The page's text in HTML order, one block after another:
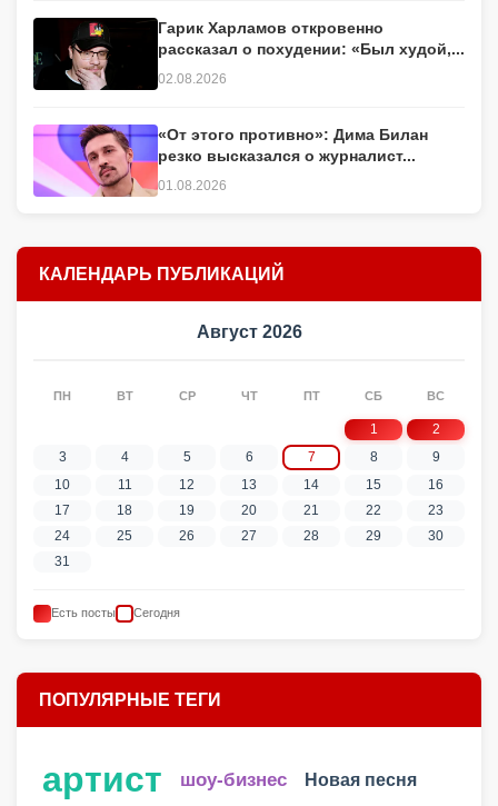
Гарик Харламов откровенно
рассказал о похудении: «Был худой,...
02.08.2026
«От этого противно»: Дима Билан
резко высказался о журналист...
01.08.2026
КАЛЕНДАРЬ ПУБЛИКАЦИЙ
Август 2026
ПН ВТ СР ЧТ ПТ СБ ВС
1
2
3
4 5 6 7 8
9
10
11 12 13 14 15
16
17
18 19 20 21 22
23
24
25 26 27 28 29
30
31
Есть посты Сегодня
ПОПУЛЯРНЫЕ ТЕГИ
артист шоу-бизнес Новая песня